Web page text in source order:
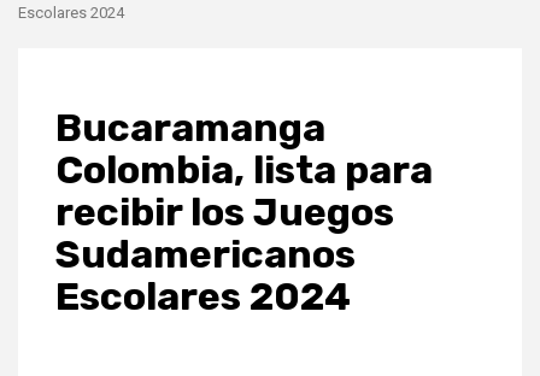
Escolares 2024
Bucaramanga
Colombia, lista para
recibir los Juegos
Sudamericanos
Escolares 2024